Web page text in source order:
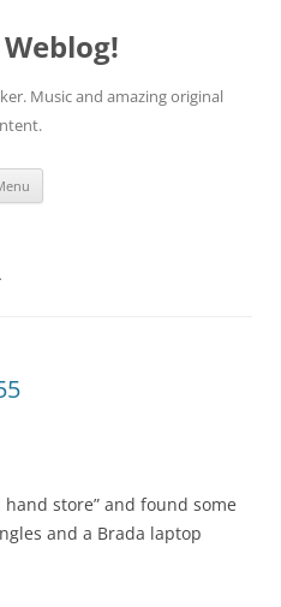
Music and amazing original
hand store” and found some
and a Brada laptop